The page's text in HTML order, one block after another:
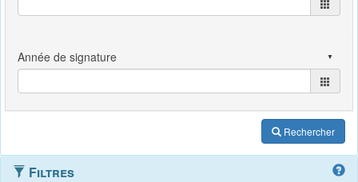
Rechercher
Filtres